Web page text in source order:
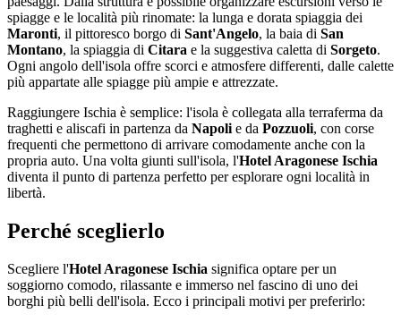
spiagge e le località più rinomate: la lunga e dorata spiaggia dei
Maronti, il pittoresco borgo di Sant'Angelo, la baia di San
Montano, la spiaggia di Citara e la suggestiva caletta di Sorgeto.
Ogni angolo dell'isola offre scorci e atmosfere differenti, dalle calette
più appartate alle spiagge più ampie e attrezzate.
Raggiungere Ischia è semplice: l'isola è collegata alla terraferma da
traghetti e aliscafi in partenza da Napoli e da Pozzuoli, con corse
frequenti che permettono di arrivare comodamente anche con la
propria auto. Una volta giunti sull'isola, l'Hotel Aragonese Ischia
diventa il punto di partenza perfetto per esplorare ogni località in
libertà.
Perché sceglierlo
Scegliere l'Hotel Aragonese Ischia significa optare per un
soggiorno comodo, rilassante e immerso nel fascino di uno dei
borghi più belli dell'isola. Ecco i principali motivi per preferirlo: